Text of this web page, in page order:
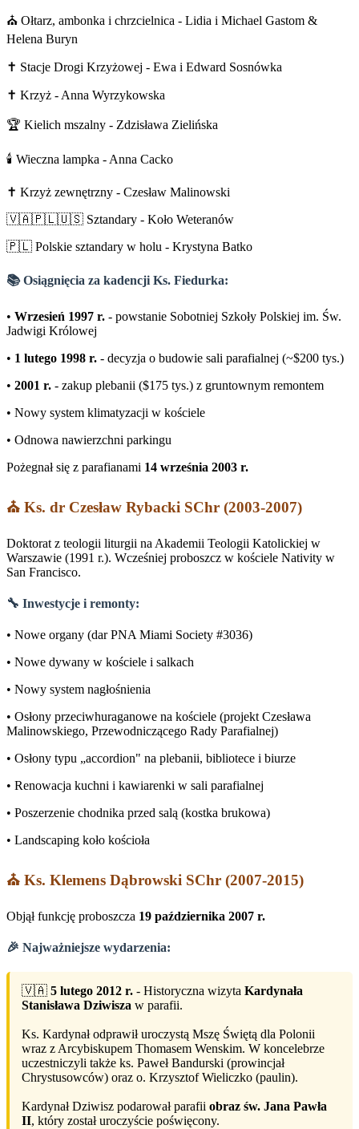
⛪ Ołtarz, ambonka i chrzcielnica - Lidia i Michael Gastom &
Helena Buryn
✝️ Stacje Drogi Krzyżowej - Ewa i Edward Sosnówka
✝️ Krzyż - Anna Wyrzykowska
🏆 Kielich mszalny - Zdzisława Zielińska
🕯️ Wieczna lampka - Anna Cacko
✝️ Krzyż zewnętrzny - Czesław Malinowski
🇻🇦🇵🇱🇺🇸 Sztandary - Koło Weteranów
🇵🇱 Polskie sztandary w holu - Krystyna Batko
📚 Osiągnięcia za kadencji Ks. Fiedurka:
• Wrzesień 1997 r. - powstanie Sobotniej Szkoły Polskiej im. Św.
Jadwigi Królowej
• 1 lutego 1998 r. - decyzja o budowie sali parafialnej (~$200 tys.)
• 2001 r. - zakup plebanii ($175 tys.) z gruntownym remontem
• Nowy system klimatyzacji w kościele
• Odnowa nawierzchni parkingu
Pożegnał się z parafianami 14 września 2003 r.
⛪ Ks. dr Czesław Rybacki SChr (2003-2007)
Doktorat z teologii liturgii na Akademii Teologii Katolickiej w
Warszawie (1991 r.). Wcześniej proboszcz w kościele Nativity w
San Francisco.
🔧 Inwestycje i remonty:
• Nowe organy (dar PNA Miami Society #3036)
• Nowe dywany w kościele i salkach
• Nowy system nagłośnienia
• Osłony przeciwhuraganowe na kościele (projekt Czesława
Malinowskiego, Przewodniczącego Rady Parafialnej)
• Osłony typu „accordion" na plebanii, bibliotece i biurze
• Renowacja kuchni i kawiarenki w sali parafialnej
• Poszerzenie chodnika przed salą (kostka brukowa)
• Landscaping koło kościoła
⛪ Ks. Klemens Dąbrowski SChr (2007-2015)
Objął funkcję proboszcza 19 października 2007 r.
🎉 Najważniejsze wydarzenia:
🇻🇦 5 lutego 2012 r. - Historyczna wizyta Kardynała
Stanisława Dziwisza w parafii.
Ks. Kardynał odprawił uroczystą Mszę Świętą dla Polonii
wraz z Arcybiskupem Thomasem Wenskim. W koncelebrze
uczestniczyli także ks. Paweł Bandurski (prowincjał
Chrystusowców) oraz o. Krzysztof Wieliczko (paulin).
Kardynał Dziwisz podarował parafii obraz św. Jana Pawła
II, który został uroczyście poświęcony.